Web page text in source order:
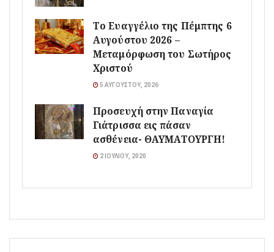
Το Ευαγγέλιο της Πέμπτης 6
Αυγούστου 2026 –
Μεταμόρφωση του Σωτήρος
Χριστού
5 ΑΥΓΟΎΣΤΟΥ, 2026
Προσευχή στην Παναγία
Γιάτρισσα εις πάσαν
ασθένεια- ΘΑΥΜΑΤΟΥΡΓΗ!
2 ΙΟΥΛΊΟΥ, 2020